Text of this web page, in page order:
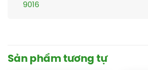
9016
Sản phẩm tương tự